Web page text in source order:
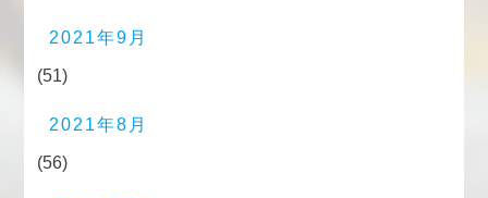
2021年9月
(51)
2021年8月
(56)